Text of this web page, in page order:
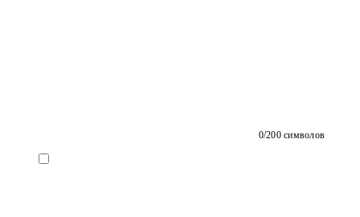
0/200 символов